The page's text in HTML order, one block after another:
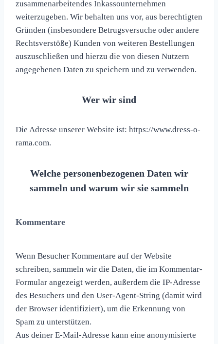
zusammenarbeitendes Inkassounternehmen
weiterzugeben. Wir behalten uns vor, aus berechtigten
Gründen (insbesondere Betrugsversuche oder andere
Rechtsverstöße) Kunden von weiteren Bestellungen
auszuschließen und hierzu die von diesen Nutzern
angegebenen Daten zu speichern und zu verwenden.
Wer wir sind
Die Adresse unserer Website ist: https://www.dress-o-
rama.com.
Welche personenbezogenen Daten wir
sammeln und warum wir sie sammeln
Kommentare
Wenn Besucher Kommentare auf der Website
schreiben, sammeln wir die Daten, die im Kommentar-
Formular angezeigt werden, außerdem die IP-Adresse
des Besuchers und den User-Agent-String (damit wird
der Browser identifiziert), um die Erkennung von
Spam zu unterstützen.
Aus deiner E-Mail-Adresse kann eine anonymisierte